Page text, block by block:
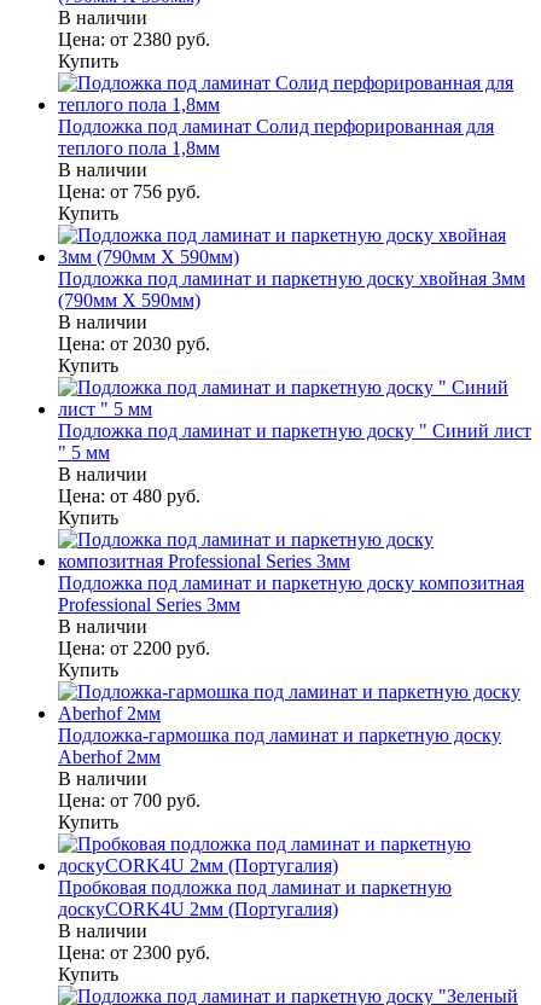
В наличии
Цена: от 2380 руб.
Купить
Подложка под ламинат Солид перфорированная для
теплого пола 1,8мм
В наличии
Цена: от 756 руб.
Купить
Подложка под ламинат и паркетную доску хвойная 3мм
(790мм Х 590мм)
В наличии
Цена: от 2030 руб.
Купить
Подложка под ламинат и паркетную доску " Синий лист
" 5 мм
В наличии
Цена: от 480 руб.
Купить
Подложка под ламинат и паркетную доску композитная
Professional Series 3мм
В наличии
Цена: от 2200 руб.
Купить
Подложка-гармошка под ламинат и паркетную доску
Aberhof 2мм
В наличии
Цена: от 700 руб.
Купить
Пробковая подложка под ламинат и паркетную
доскуCORK4U 2мм (Португалия)
В наличии
Цена: от 2300 руб.
Купить